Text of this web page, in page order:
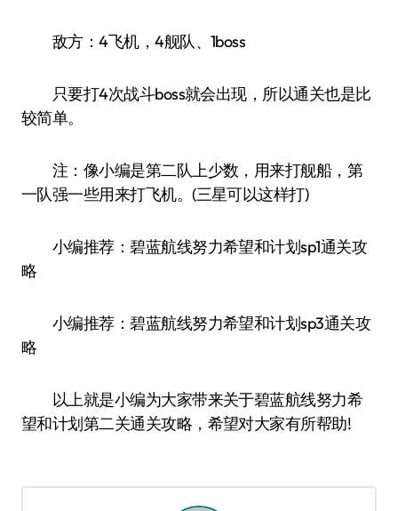
敌方：4飞机，4舰队、1boss
只要打4次战斗boss就会出现，所以通关也是比
较简单。
注：像小编是第二队上少数，用来打舰船，第
一队强一些用来打飞机。(三星可以这样打)
小编推荐：碧蓝航线努力希望和计划sp1通关攻
略
小编推荐：碧蓝航线努力希望和计划sp3通关攻
略
以上就是小编为大家带来关于碧蓝航线努力希
望和计划第二关通关攻略，希望对大家有所帮助!